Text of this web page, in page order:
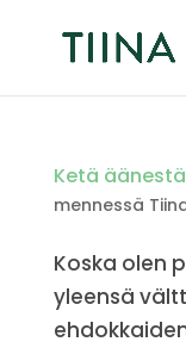
Ketä
mennessä
Koska olen
yleensä